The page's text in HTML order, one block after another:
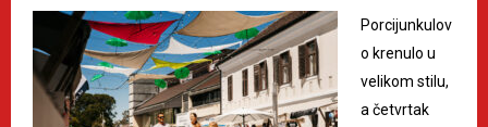
Porcijunkulov
o krenulo u
velikom stilu,
a četvrtak